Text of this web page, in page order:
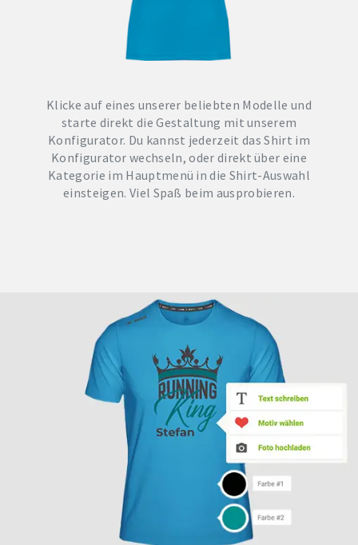
Klicke auf eines unserer beliebten Modelle und
starte direkt die Gestaltung mit unserem
Konfigurator. Du kannst jederzeit das Shirt im
Konfigurator wechseln, oder direkt über eine
Kategorie im Hauptmenü in die Shirt-Auswahl
einsteigen. Viel Spaß beim ausprobieren.